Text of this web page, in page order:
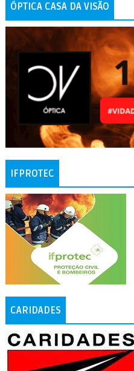
ÓPTICA CASA DA VISÃO
IFPROTEC
CARIDADES